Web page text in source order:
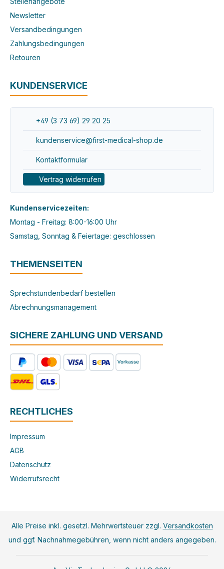
Newsletter
Versandbedingungen
Zahlungsbedingungen
Retouren
KUNDENSERVICE
+49 (3 73 69) 29 20 25
kundenservice@first-medical-shop.de
Kontaktformular
Vertrag widerrufen
Kundenservicezeiten:
Montag - Freitag: 8:00-16:00 Uhr
Samstag, Sonntag & Feiertage: geschlossen
THEMENSEITEN
Sprechstundenbedarf bestellen
Abrechnungsmanagement
SICHERE ZAHLUNG UND VERSAND
RECHTLICHES
Impressum
AGB
Datenschutz
Widerrufsrecht
Alle Preise inkl. gesetzl. Mehrwertsteuer zzgl. Versandkosten
und ggf. Nachnahmegebühren, wenn nicht anders angegeben.